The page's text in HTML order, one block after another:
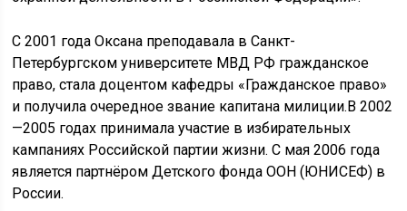
С 2001 года Оксана преподавала в Санкт-
Петербургском университете МВД РФ гражданское
право, стала доцентом кафедры «Гражданское право»
и получила очередное звание капитана милиции.В 2002
—2005 годах принимала участие в избирательных
кампаниях Российской партии жизни. С мая 2006 года
является партнёром Детского фонда ООН (ЮНИСЕФ) в
России.